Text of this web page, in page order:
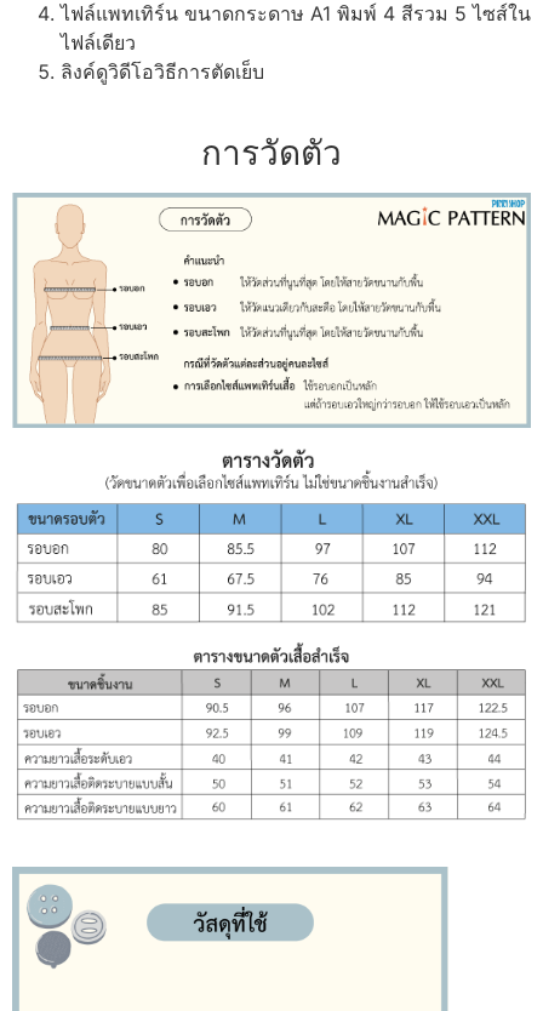
ไฟล์แพทเทิร์น ขนาดกระดาษ A1 พิมพ์ 4 สีรวม 5 ไซส์ใน
ไฟล์เดียว
ลิงค์ดูวิดีโอวิธีการตัดเย็บ
การวัดตัว